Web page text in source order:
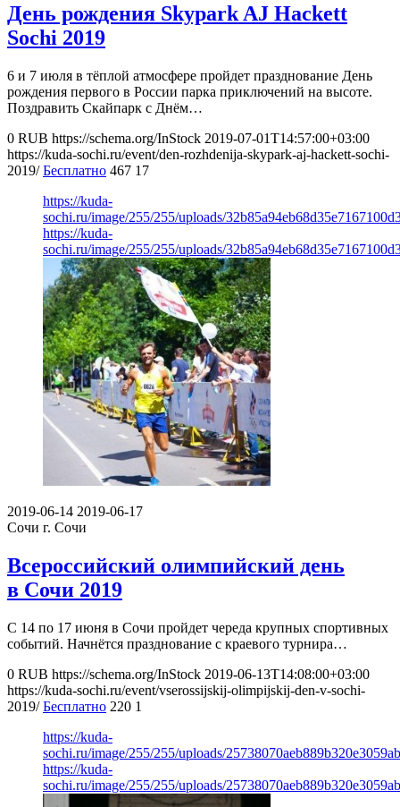
День рождения Skypark AJ Hackett
Sochi 2019
6 и 7 июля в тёплой атмосфере пройдет празднование День
рождения первого в России парка приключений на высоте.
Поздравить Скайпарк с Днём…
0 RUB https://schema.org/InStock 2019-07-01T14:57:00+03:00
https://kuda-sochi.ru/event/den-rozhdenija-skypark-aj-hackett-sochi-
2019/ Бесплатно 467 17
https://kuda-
sochi.ru/image/255/255/uploads/
https://kuda-
sochi.ru/image/255/255/uploads/
2019-06-14 2019-06-17
Сочи г. Сочи
Всероссийский олимпийский день
в Сочи 2019
С 14 по 17 июня в Сочи пройдет череда крупных спортивных
событий. Начнётся празднование с краевого турнира…
0 RUB https://schema.org/InStock 2019-06-13T14:08:00+03:00
https://kuda-sochi.ru/event/vserossijskij-olimpijskij-den-v-sochi-
2019/ Бесплатно 220 1
https://kuda-
sochi.ru/image/255/255/uploads/
https://kuda-
sochi.ru/image/255/255/uploads/